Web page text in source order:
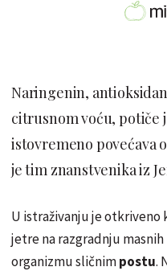
Naringenin,
citrusnom voću, potiče
istovremeno povećava
je tim znanstvenika iz
U istraživanju je otkriveno
jetre na razgradnju
organizmu sličnimpostu.